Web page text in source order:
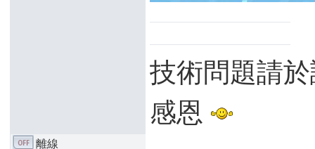
技術問題請
感恩
離線